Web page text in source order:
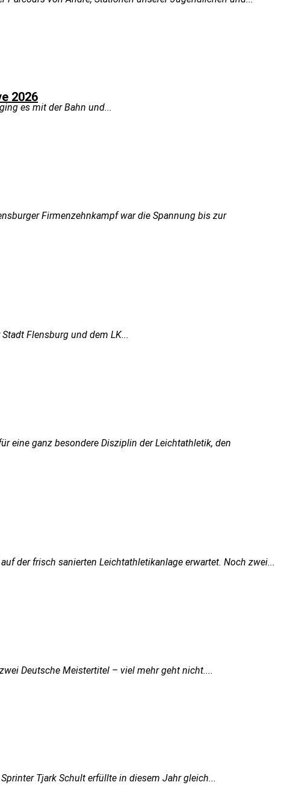
2026
es mit der Bahn und...
Firmenzehnkampf war die Spannung bis zur
Flensburg und dem LK...
eine ganz besondere Disziplin der Leichtathletik, den
der frisch sanierten Leichtathletikanlage erwartet. Noch zwei...
Deutsche Meistertitel – viel mehr geht nicht....
Tjark Schult erfüllte in diesem Jahr gleich...